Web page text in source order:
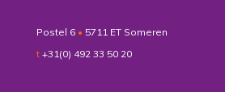
Postel 6 • 5711 ET Someren
t +31(0) 492 33 50 20